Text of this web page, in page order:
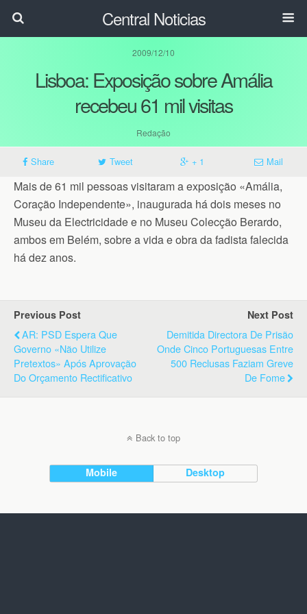
Central Noticias
2009/12/10
Lisboa: Exposição sobre Amália
recebeu 61 mil visitas
Redação
Share Tweet + 1 Mail
Mais de 61 mil pessoas visitaram a exposição «Amália,
Coração Independente», inaugurada há dois meses no
Museu da Electricidade e no Museu Colecção Berardo,
ambos em Belém, sobre a vida e obra da fadista falecida
há dez anos.
Previous Post
AR: PSD Espera Que
Governo «não Utilize
Pretextos» Após Aprovação
Do Orçamento Rectificativo
Next Post
Demitida Directora De Prisão
Onde Cinco Portuguesas Entre
500 Reclusas Faziam Greve
De Fome
Back to top
Mobile Desktop